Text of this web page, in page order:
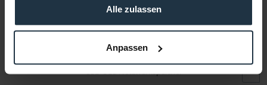
Alle zulassen
Anpassen
Blackmagic Design Cloud Pod
USB-C zu Netzwerkspeicher